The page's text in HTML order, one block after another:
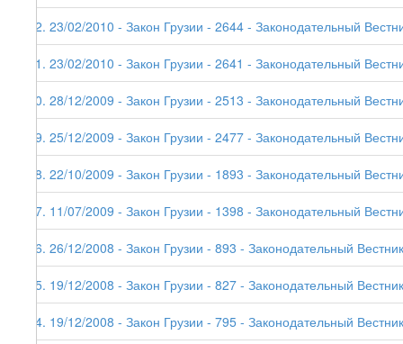
82. 23/02/2010 - Закон Грузии - 2644 - Законодательный
81. 23/02/2010 - Закон Грузии - 2641 - Законодательный
80. 28/12/2009 - Закон Грузии - 2513 - Законодательный
79. 25/12/2009 - Закон Грузии - 2477 - Законодательный
78. 22/10/2009 - Закон Грузии - 1893 - Законодательный
77. 11/07/2009 - Закон Грузии - 1398 - Законодательный
76. 26/12/2008 - Закон Грузии - 893 - Законодательный
75. 19/12/2008 - Закон Грузии - 827 - Законодательный
74. 19/12/2008 - Закон Грузии - 795 - Законодательный